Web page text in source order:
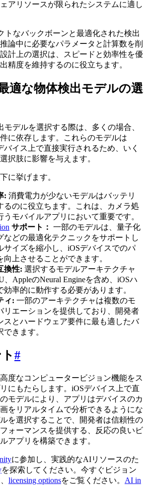
アリソースが限られたシステムに適し
トなバックボーンと最適化された検出
論中に必要なパラメータと計算数を削
計上の選択は、スピードと効率性を優
精度を維持するのに役立ちます。
適な物体検出モデルの選
モデルを選択する際は、多くの場合、
に依存します。これらのモデルは
バイス上で直接実行されるため、いく
択肢に影響を与えます。
に挙げます。
: 消費電力が少ないモデルはバッテリ
るのに役立ちます。これは、カメラ処
うモバイルアプリにおいて重要です。
サポート： 一部のモデルは、量子化
などの最適化テクニックをサポートし
サイズを縮小し、iOSデバイスでのパ
向上させることができます。
換性: 選択するモデルアーキテクチャ
、AppleのNeural Engineを含め、iOSハ
効率的に動作する必要があります。
ィ: 一部のアーキテクチャは複数のモ
リエーションを提供しており、開発者
スとハードウェア要件に最も適したバ
きます。
#
度なコンピュータービジョン機能をス
にもたらします。iOSデバイス上で直
モデルにより、アプリはデバイスのカ
をリアルタイムで分析できるようにな
を選択することで、開発者は信頼性の
ォーマンスを提供する、反応の良いビ
アプリを構築できます。
に参加し、実践的なAIリソースのた
を探索してください。今すぐビジョン
licensing optionsをご覧ください。 AI in